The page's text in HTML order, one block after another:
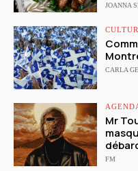
JOANNA
CARLA
Mr
FM